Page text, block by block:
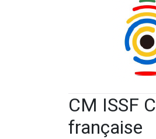
CM ISSF
française